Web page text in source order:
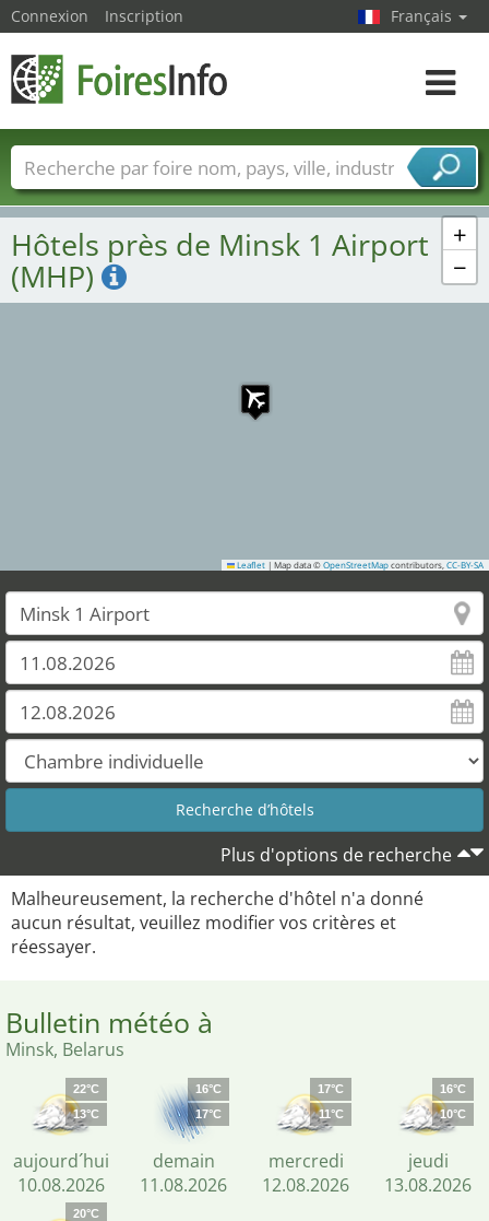
+
−
Leaflet | Map data © OpenStreetMap contributors, CC-BY-SA
Hôtels près de Minsk 1 Airport
(MHP)
Plus d'options de recherche
Malheureusement, la recherche d'hôtel n'a donné
aucun résultat, veuillez modifier vos critères et
réessayer.
Bulletin météo à
Minsk, Belarus
22°C
13°C
aujourd´hui
10.08.2026
16°C
17°C
demain
11.08.2026
17°C
11°C
mercredi
12.08.2026
16°C
10°C
jeudi
13.08.2026
20°C
Connexion Inscription Français
Toggle
Foire noms Pays Villes
Secteurs de foire
Secteurs du fournisseur de services